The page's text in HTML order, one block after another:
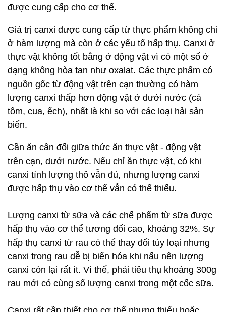
được cung cấp cho cơ thể.
Giá trị canxi được cung cấp từ thực phẩm không chỉ
ở hàm lượng mà còn ở các yếu tố hấp thụ. Canxi ở
thực vật không tốt bằng ở động vật vì có một số ở
dạng không hòa tan như oxalat. Các thực phẩm có
nguồn gốc từ động vật trên cạn thường có hàm
lượng canxi thấp hơn động vật ở dưới nước (cá
tôm, cua, ếch), nhất là khi so với các loại hải sản
biển.
Cần ăn cân đối giữa thức ăn thực vật - động vật
trên cạn, dưới nước. Nếu chỉ ăn thực vật, có khi
canxi tính lượng thô vẫn đủ, nhưng lượng canxi
được hấp thụ vào cơ thể vẫn có thể thiếu.
Lượng canxi từ sữa và các chế phẩm từ sữa được
hấp thụ vào cơ thể tương đối cao, khoảng 32%. Sự
hấp thụ canxi từ rau có thể thay đổi tùy loại nhưng
canxi trong rau dễ bị biến hóa khi nấu nên lượng
canxi còn lại rất ít. Vì thế, phải tiêu thụ khoảng 300g
rau mới có cùng số lượng canxi trong một cốc sữa.